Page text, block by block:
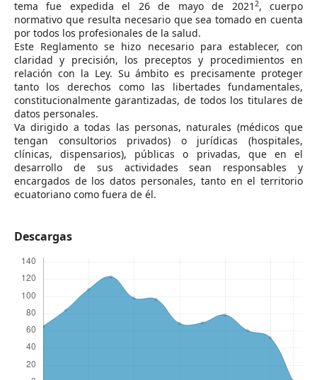
tema fue expedida el 26 de mayo de 2021 2, cuerpo
normativo que resulta necesario que sea tomado en cuenta
por todos los profesionales de la salud.
Este Reglamento se hizo necesario para establecer, con
claridad y precisión, los preceptos y procedimientos en
relación con la Ley. Su ámbito es precisamente proteger
tanto los derechos como las libertades fundamentales,
constitucionalmente garantizadas, de todos los titulares de
datos personales.
Va dirigido a todas las personas, naturales (médicos que
tengan consultorios privados) o jurídicas (hospitales,
clínicas, dispensarios), públicas o privadas, que en el
desarrollo de sus actividades sean responsables y
encargados de los datos personales, tanto en el territorio
ecuatoriano como fuera de él.
Descargas